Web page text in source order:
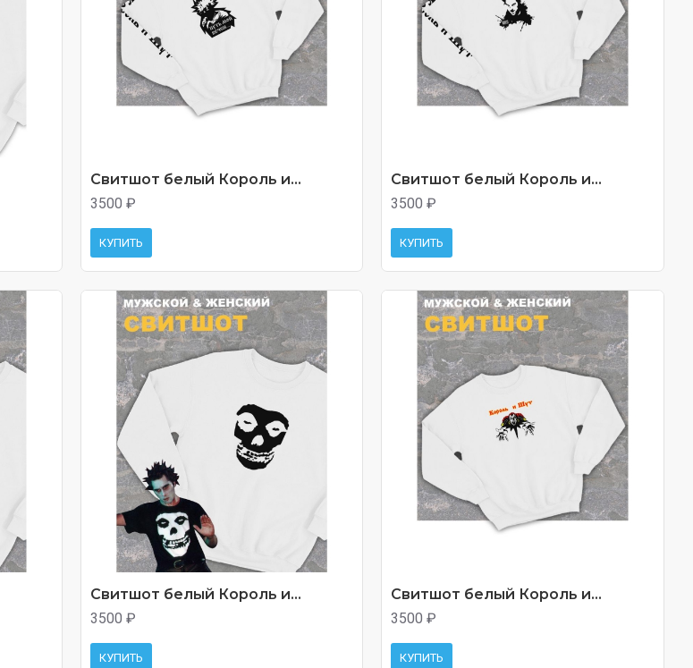
Свитшот белый Король и...
3500 ₽
КУПИТЬ
Свитшот белый Король и...
3500 ₽
КУПИТЬ
Свитшот белый Король и...
3500 ₽
КУПИТЬ
Свитшот белый Король и...
3500 ₽
КУПИТЬ